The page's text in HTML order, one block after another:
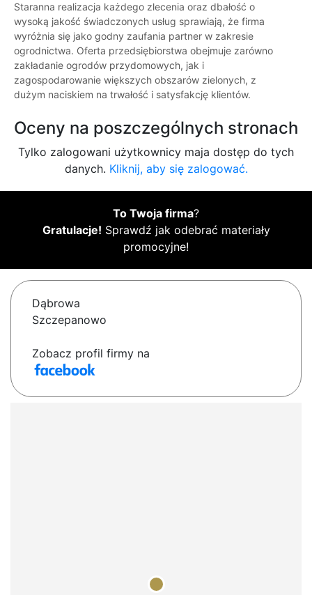
Staranna realizacja każdego zlecenia oraz dbałość o
wysoką jakość świadczonych usług sprawiają, że firma
wyróżnia się jako godny zaufania partner w zakresie
ogrodnictwa. Oferta przedsiębiorstwa obejmuje zarówno
zakładanie ogrodów przydomowych, jak i
zagospodarowanie większych obszarów zielonych, z
dużym naciskiem na trwałość i satysfakcję klientów.
Oceny na poszczególnych stronach
Tylko zalogowani użytkownicy maja dostęp do tych
danych. Kliknij, aby się zalogować.
To Twoja firma?
Gratulacje! Sprawdź jak odebrać materiały
promocyjne!
Dąbrowa
Szczepanowo
Zobacz profil firmy na